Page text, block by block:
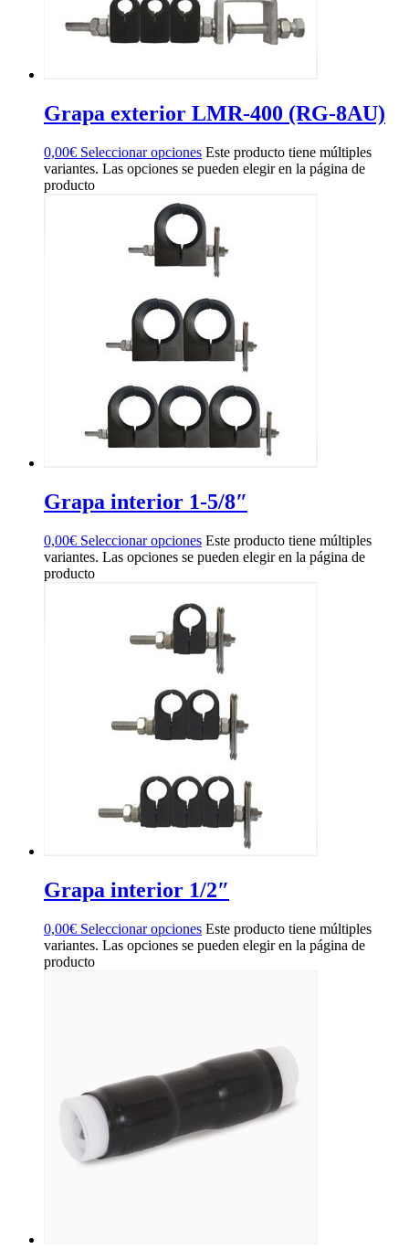
Grapa exterior LMR-400 (RG-8AU)
0,00€ Seleccionar opciones Este producto tiene múltiples
variantes. Las opciones se pueden elegir en la página de
producto
Grapa interior 1-5/8″
0,00€ Seleccionar opciones Este producto tiene múltiples
variantes. Las opciones se pueden elegir en la página de
producto
Grapa interior 1/2″
0,00€ Seleccionar opciones Este producto tiene múltiples
variantes. Las opciones se pueden elegir en la página de
producto